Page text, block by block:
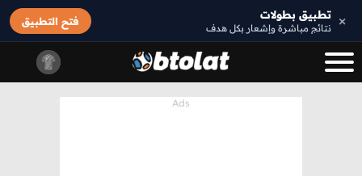
× تطبيق بطولات
نتائج مباشرة وإشعار بكل هدف
فتح التطبيق